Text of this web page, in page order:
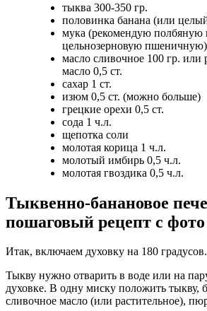
тыква 300-350 гр.
половинка банана (или
мука (рекомендую полбяную
цельнозерновую пшеничную)
масло сливочное 100 гр. или
масло 0,5 ст.
сахар 1 ст.
изюм 0,5 ст. (можно больше)
грецкие орехи 0,5 ст.
сода 1 ч.л.
щепотка соли
молотая корица 1 ч.л.
молотый имбирь 0,5 ч.л.
молотая гвоздика 0,5 ч.л.
Тыквенно-банановое
пошаговый рецепт с фото
Итак, включаем духовку на 180 градусов.
Тыкву нужно отварить в воде или на
духовке. В одну миску положить тыкву,
сливочное масло (или растительное),